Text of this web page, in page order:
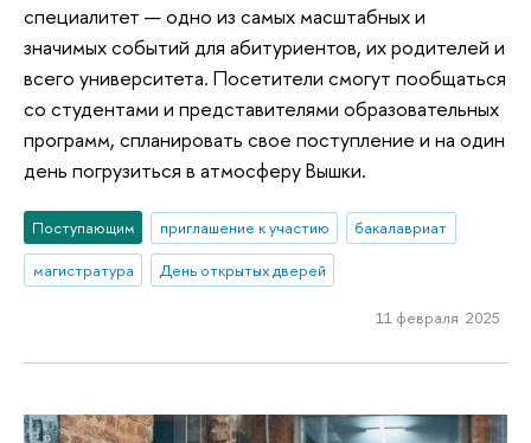
специалитет — одно из самых масштабных и
значимых событий для абитуриентов, их родителей и
всего университета. Посетители смогут пообщаться
со студентами и представителями образовательных
программ, спланировать свое поступление и на один
день погрузиться в атмосферу Вышки.
Поступающим приглашение к участию
бакалавриат
магистратура
День открытых дверей
11 февраля 2025